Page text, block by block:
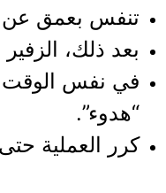
تنفس بعمق عن
بعد ذلك،
في نفس الوقت،
“هدوء”.
كرر العملية